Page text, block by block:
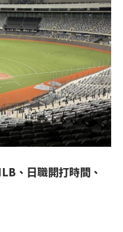
、日職開打時間、